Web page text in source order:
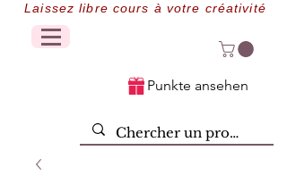
Laissez libre cours à votre créativité
Punkte ansehen